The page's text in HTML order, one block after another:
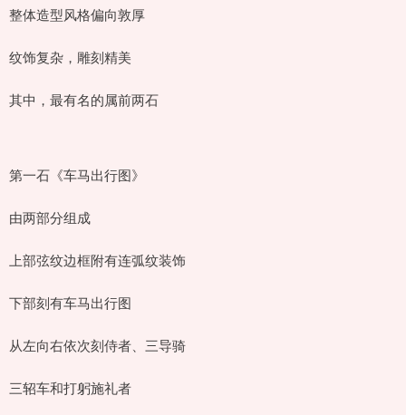
整体造型风格偏向敦厚
纹饰复杂，雕刻精美
其中，最有名的属前两石
第一石《车马出行图》
由两部分组成
上部弦纹边框附有连弧纹装饰
下部刻有车马出行图
从左向右依次刻侍者、三导骑
三轺车和打躬施礼者